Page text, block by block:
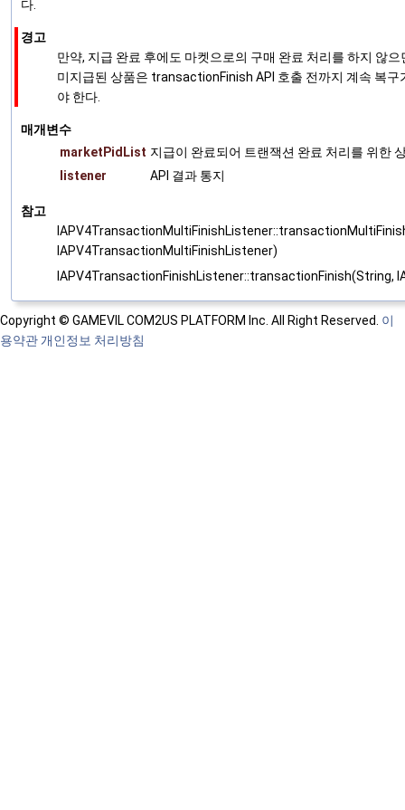
다.
경고
만약, 지급 완료 후에도 마켓으로의 구매 완료 처리를 하지 않
미지급된 상품은 transactionFinish API 호출 전까지 계속 복구
야 한다.
매개변수
marketPidList 지급이 완료되어 트랜잭션 완료 처리를 위한
listener
API 결과 통지
참고
IAPV4TransactionMultiFinishListener)
IAPV4TransactionFinishListener::transactionFinish(String,
Copyright © GAMEVIL COM2US PLATFORM Inc. All Right Reserved. 이
용약관 개인정보 처리방침